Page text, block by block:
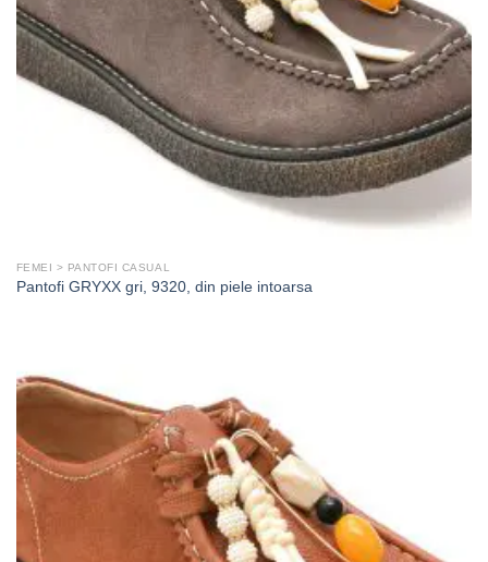
FEMEI > PANTOFI CASUAL
Pantofi GRYXX gri, 9320, din piele intoarsa